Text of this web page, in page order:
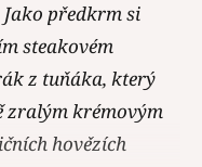
Jako předkrm si
steakovém
z tuňáka, který
zralým krémovým
hovězích